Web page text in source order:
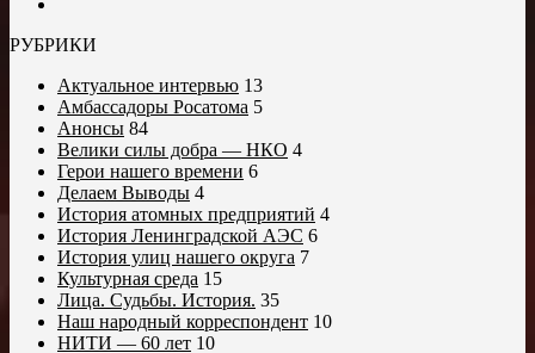
РУБРИКИ
Актуальное интервью 13
Амбассадоры Росатома 5
Анонсы 84
Велики силы добра — НКО 4
Герои нашего времени 6
Делаем Выводы 4
История атомных предприятий 4
История Ленинградской АЭС 6
История улиц нашего округа 7
Культурная среда 15
Лица. Судьбы. История. 35
Наш народный корреспондент 10
НИТИ — 60 лет 10